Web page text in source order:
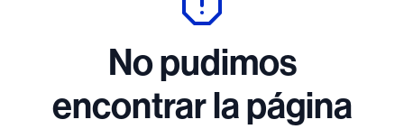
No pudimos
encontrar la página